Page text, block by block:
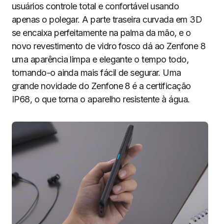
usuários controle total e confortável usando
apenas o polegar. A parte traseira curvada em 3D
se encaixa perfeitamente na palma da mão, e o
novo revestimento de vidro fosco dá ao Zenfone 8
uma aparência limpa e elegante o tempo todo,
tornando-o ainda mais fácil de segurar. Uma
grande novidade do Zenfone 8 é a certificação
IP68, o que torna o aparelho resistente à água.